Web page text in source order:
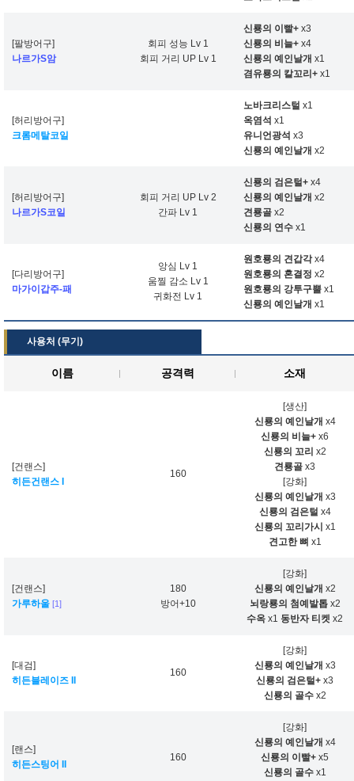
[팔방어구]
나르가S암
회피 성능 Lv 1
회피 거리 UP Lv 1
신룡의 이빨+ x3
신룡의 비늘+ x4
신룡의 예인날개 x1
겸유룡의 칼꼬리+ x1
[허리방어구]
크롬메탈코일
노바크리스털 x1
옥염석 x1
유니언광석 x3
신룡의 예인날개 x2
[허리방어구]
나르가S코일
회피 거리 UP Lv 2
간파 Lv 1
신룡의 검은털+ x4
신룡의 예인날개 x2
견룡골 x2
신룡의 연수 x1
[다리방어구]
마가이갑주-패
앙심 Lv 1
움찔 감소 Lv 1
귀화전 Lv 1
원호룡의 견갑각x4
원호룡의 혼결정 x2
원호룡의 강투구뿔 x1
신룡의 예인날개 x1
사용처 (무기)
이름 공격력 소재
[건랜스]
히든건랜스 I
160
[생산]
신룡의 예인날개 x4
신룡의 비늘+ x6
신룡의 꼬리 x2
견룡골 x3
[강화]
신룡의 예인날개 x3
신룡의 검은털 x4
신룡의 꼬리가시 x1
견고한 뼈 x1
[건랜스]
가루하울 [1]
180
방어+10
[강화]
신룡의 예인날개 x2
뇌랑룡의 첨예발톱x2
수옥 x1 동반자 티켓 x2
[대검]
히든블레이즈 II
160
[강화]
신룡의 예인날개 x3
신룡의 검은털+ x3
신룡의 골수x2
[랜스]
히든스팅어 II
160
[강화]
신룡의 예인날개 x4
신룡의 이빨+ x5
신룡의 골수x1